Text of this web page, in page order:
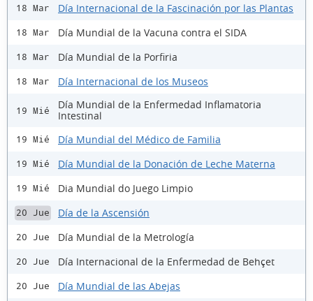
18 Mar Día Internacional de la Fascinación por las Plantas
18 Mar Día Mundial de la Vacuna contra el SIDA
18 Mar Día Mundial de la Porfiria
18 Mar Día Internacional de los Museos
19 Mié
Día Mundial de la Enfermedad Inflamatoria
Intestinal
19 Mié Día Mundial del Médico de Familia
19 Mié Día Mundial de la Donación de Leche Materna
19 Mié Dia Mundial do Juego Limpio
20 Jue Día de la Ascensión
20 Jue Día Mundial de la Metrología
20 Jue Día Internacional de la Enfermedad de Behçet
20 Jue Día Mundial de las Abejas